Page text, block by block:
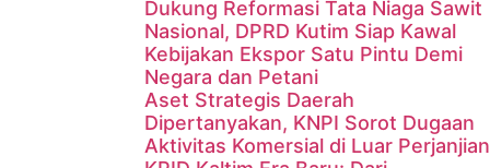
Dukung Reformasi Tata Niaga Sawit
Nasional, DPRD Kutim Siap Kawal
Kebijakan Ekspor Satu Pintu Demi
Negara dan Petani
Aset Strategis Daerah
Dipertanyakan, KNPI Sorot Dugaan
Aktivitas Komersial di Luar Perjanjian